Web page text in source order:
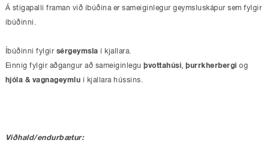
Á stigapalli framan við íbúðina er sameiginlegur geymsluskápur sem fylgir
íbúðinni.
Íbúðinni fylgir sérgeymsla í kjallara.
Einnig fylgir aðgangur að sameiginleguþvottahúsi ,þurrkherbergi og
hjóla & vagnageymlu í kjallara hússins.
Viðhald/endurbætur: